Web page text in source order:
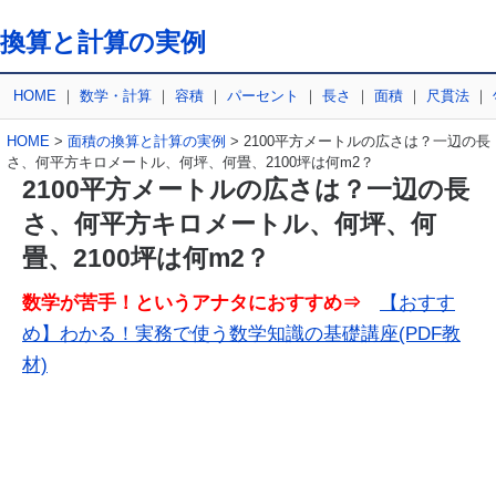
換算と計算の実例
HOME ｜ 数学・計算 ｜ 容積 ｜ パーセント ｜ 長さ ｜ 面積 ｜ 尺貫法 ｜
HOME > 面積の換算と計算の実例 > 2100平方メートルの広さは？一辺の長
さ、何平方キロメートル、何坪、何畳、2100坪は何m2？
2100平方メートルの広さは？一辺の長
さ、何平方キロメートル、何坪、何
畳、2100坪は何m2？
数学が苦手！というアナタにおすすめ⇒
【おすす
め】わかる！実務で使う数学知識の基礎講座(PDF教
材)